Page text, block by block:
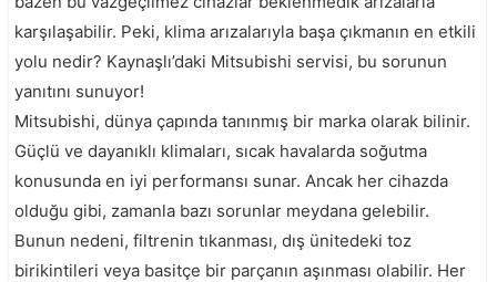
karşılaşabilir. Peki, klima arızalarıyla başa çıkmanın en etkili
yolu nedir? Kaynaşlı’daki Mitsubishi servisi, bu sorunun
yanıtını sunuyor!
Mitsubishi, dünya çapında tanınmış bir marka olarak bilinir.
Güçlü ve dayanıklı klimaları, sıcak havalarda soğutma
konusunda en iyi performansı sunar. Ancak her cihazda
olduğu gibi, zamanla bazı sorunlar meydana gelebilir.
Bunun nedeni, filtrenin tıkanması, dış ünitedeki toz
birikintileri veya basitçe bir parçanın aşınması olabilir. Her